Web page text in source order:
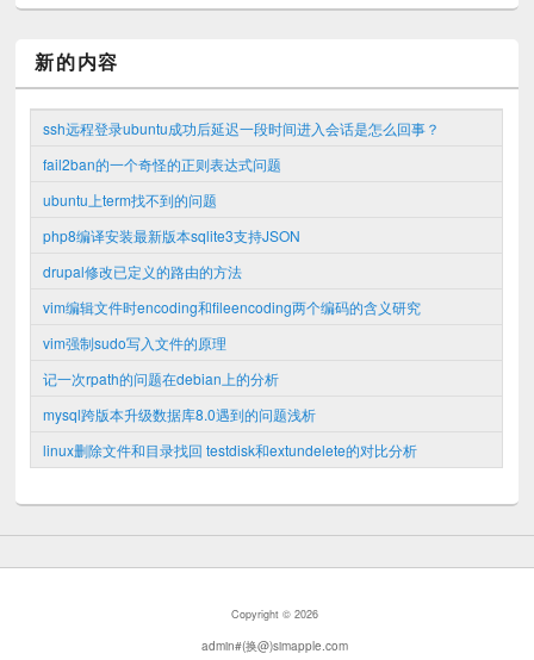
新的内容
ssh远程登录ubuntu成功后延迟一段时间进入会话是怎么回事？
fail2ban的一个奇怪的正则表达式问题
ubuntu上term找不到的问题
php8编译安装最新版本sqlite3支持JSON
drupal修改已定义的路由的方法
vim编辑文件时encoding和fileencoding两个编码的含义研究
vim强制sudo写入文件的原理
记一次rpath的问题在debian上的分析
mysql跨版本升级数据库8.0遇到的问题浅析
linux删除文件和目录找回 testdisk和extundelete的对比分析
Copyright © 2026
admin#(换@)simapple.com